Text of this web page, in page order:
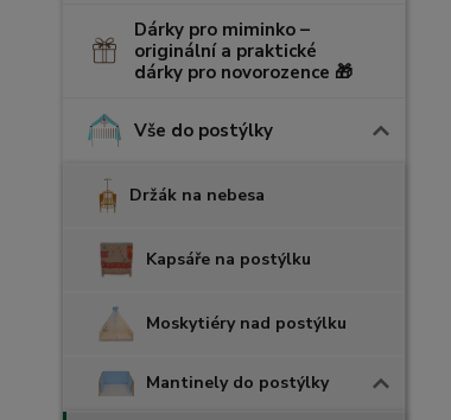
Dárky pro miminko –
originální a praktické
dárky pro novorozence 🎁
Vše do postýlky
Držák na nebesa
Kapsáře na postýlku
Moskytiéry nad postýlku
Mantinely do postýlky